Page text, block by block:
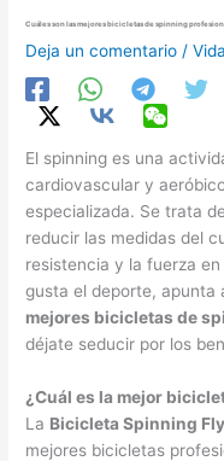
Cuáles son las mejores bicicletas de spinning
Deja un comentario /
El spinning es una
cardiovascular y
especializada. Se trata
reducir las medidas del
resistencia y la fuerza
gusta el deporte,
mejores bicicletas de
déjate seducir por los
¿Cuál es la mejor
La Bicicleta Spinning
mejores bicicletas